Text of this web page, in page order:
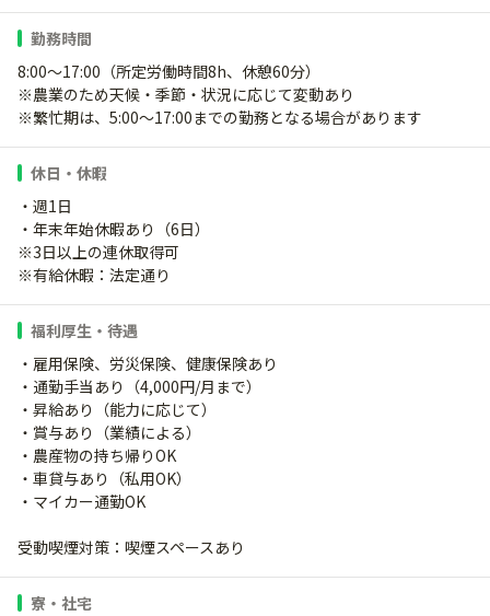
勤務時間
8:00～17:00（所定労働時間8h、休憩60分）
※農業のため天候・季節・状況に応じて変動あり
※繁忙期は、5:00～17:00までの勤務となる場合があります
休日・休暇
・週1日
・年末年始休暇あり（6日）
※3日以上の連休取得可
※有給休暇：法定通り
福利厚生・待遇
・雇用保険、労災保険、健康保険あり
・通勤手当あり（4,000円/月まで）
・昇給あり（能力に応じて）
・賞与あり（業績による）
・農産物の持ち帰りOK
・車貸与あり（私用OK）
・マイカー通勤OK
受動喫煙対策：喫煙スペースあり
寮・社宅